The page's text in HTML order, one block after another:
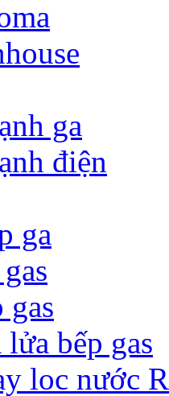
ga
điện
ga
gas
bếp gas
loc nước